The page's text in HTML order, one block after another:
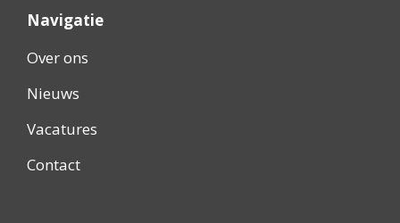
Navigatie
Over ons
Nieuws
Vacatures
Contact